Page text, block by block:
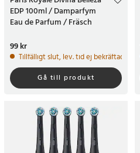
EDP 100ml / Damparfym
Eau de Parfum / Fräsch
Pris:
99 kr
Tillfälligt slut, lev. tid ej bekräftad.
Gå till produkt